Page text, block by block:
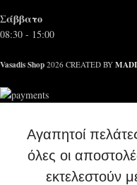
Σάββατο
08:30 - 15:00
Vasadis Shop 2026 CREATED BY
Αγαπητοί
όλες οι
εκτελεστούν